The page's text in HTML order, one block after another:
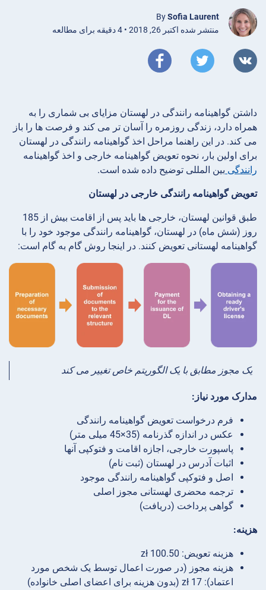
BySofia Laurent
منتشر شده اکتبر 26, 2018 • 4 دقیقه برای مطالعه
داشتن گواهینامه رانندگی در لهستان مزایای بی شماری را به
همراه دارد، زندگی روزمره را آسان تر می کند و فرصت ها را باز
می کند. در این راهنما مراحل اخذ گواهینامه رانندگی در لهستان
برای اولین بار، نحوه تعویض گواهینامه خارجی و اخذ گواهینامه
رانندگی بین المللی توضیح داده شده است.
تعویض گواهینامه رانندگی خارجی در لهستان
طبق قوانین لهستان، خارجی ها باید پس از اقامت بیش از 185
روز (شش ماه) در لهستان، گواهینامه رانندگی موجود خود را با
گواهینامه لهستانی تعویض کنند. در اینجا روش گام به گام است:
یک مجوز مطابق با یک الگوریتم خاص تغییر می کند
مدارک مورد نیاز:
فرم درخواست تعویض گواهینامه رانندگی
عکس در اندازه گذرنامه (35×45 میلی متر)
پاسپورت خارجی، اجازه اقامت و فتوکپی آنها
اثبات آدرس در لهستان (ثبت نام)
اصل و فتوکپی گواهینامه رانندگی موجود
ترجمه محضری لهستانی مجوز اصلی
گواهی پرداخت (دریافت)
هزینه:
هزینه تعویض: 100.50 zł
هزینه مجوز (در صورت اعمال توسط یک شخص مورد
اعتماد): 17 zł (بدون هزینه برای اعضای اصلی خانواده)